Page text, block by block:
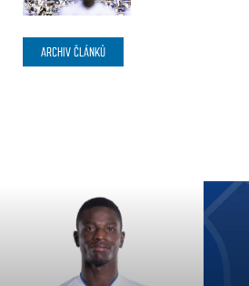
ARCHIV ČLÁNKŮ